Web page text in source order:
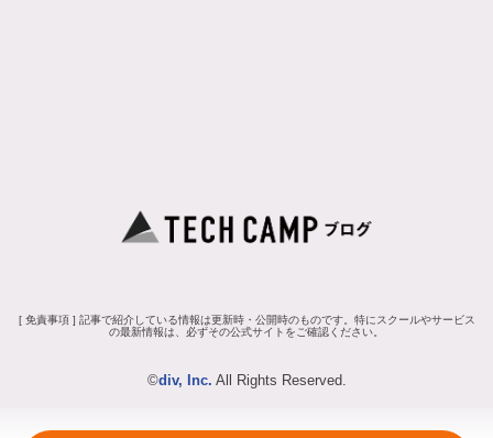
[ 免責事項 ] 記事で紹介している情報は更新時・公開時のものです。特にスクールやサービス
の最新情報は、必ずその公式サイトをご確認ください。
©div, Inc. All Rights Reserved.